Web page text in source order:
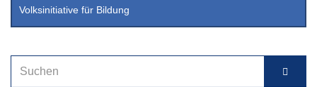
Volksinitiative für Bildung